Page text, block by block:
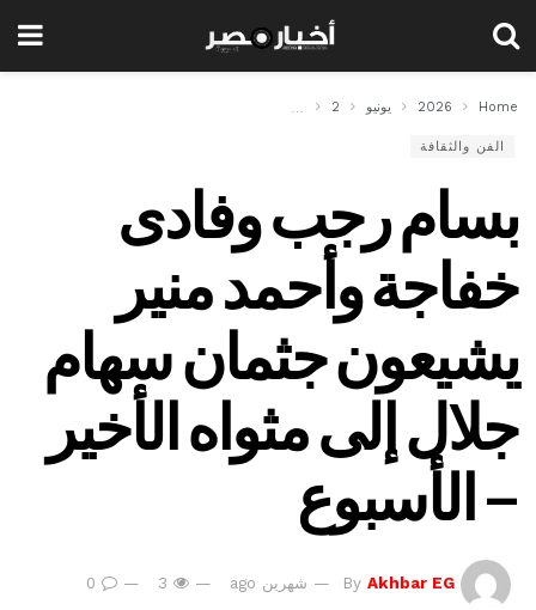
Home
2026 يونيو 2
الفن والثقافة
بسام رجب وفادى
خفاجة وأحمد منير
يشيعون جثمان سهام
جلال إلى مثواه الأخير
– الأسبوع
By Akhbar EG شهرين ago